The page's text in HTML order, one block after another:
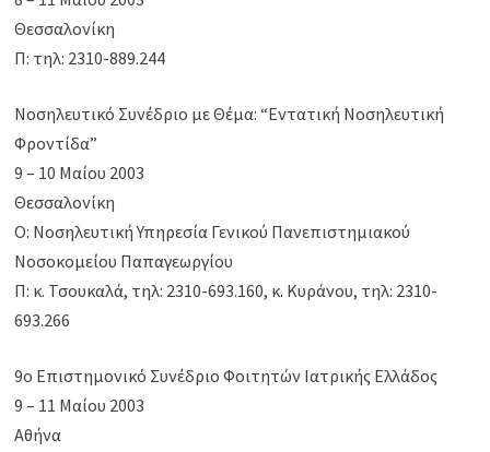
Θεσσαλονίκη
Π: τηλ: 2310-889.244
Νοσηλευτικό Συνέδριο με Θέμα: “Εντατική Νοσηλευτική
Φροντίδα”
9 – 10 Μαίου 2003
Θεσσαλονίκη
Ο: Νοσηλευτική Υπηρεσία Γενικού Πανεπιστημιακού
Νοσοκομείου Παπαγεωργίου
Π: κ. Τσουκαλά, τηλ: 2310-693.160, κ. Κυράνου, τηλ: 2310-
693.266
9ο Επιστημονικό Συνέδριο Φοιτητών Ιατρικής Ελλάδος
9 – 11 Μαίου 2003
Αθήνα